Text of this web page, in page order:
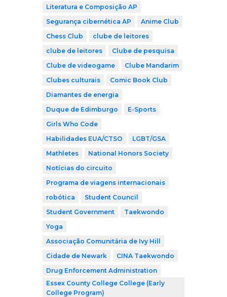
Literatura e Composição AP
Segurança cibernética AP
Anime Club
Chess Club
clube de leitores
clube de leitores
Clube de pesquisa
Clube de videogame
Clube Mandarim
Clubes culturais
Comic Book Club
Diamantes de energia
Duque de Edimburgo
E-Sports
Girls Who Code
Habilidades EUA/CTSO
LGBT/GSA
Mathletes
National Honors Society
Notícias do circuito
Programa de viagens internacionais
robótica
Student Council
Student Government
Taekwondo
Yoga
Associação Comunitária de Ivy Hill
Cidade de Newark
CINA Taekwondo
Drug Enforcement Administration
Essex County College College (Early
College Program)